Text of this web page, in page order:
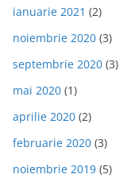
ianuarie 2021 (2)
noiembrie 2020 (3)
septembrie 2020 (3)
mai 2020 (1)
aprilie 2020 (2)
februarie 2020 (3)
noiembrie 2019 (5)